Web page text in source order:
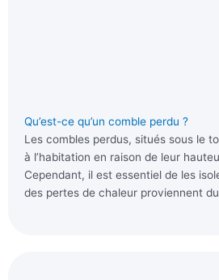
Qu’est-ce qu’un comble perdu ?
Les combles perdus, situés sous le
à l’habitation en raison de leur
Cependant, il est essentiel de les
des pertes de chaleur proviennent